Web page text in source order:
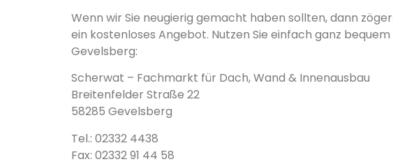
Wenn wir Sie neugierig gemacht haben sollten, dann
ein kostenloses Angebot. Nutzen Sie einfach ganz
Gevelsberg:
Scherwat – Fachmarkt für Dach, Wand & Innenausbau
Breitenfelder Straße 22
58285 Gevelsberg
Tel.: 02332 4438
Fax: 02332 91 44 58